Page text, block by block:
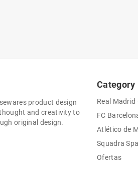
product design
and creativity to
original design.
Category
Real Madrid
FC
Atlético de
Squadra
Ofertas